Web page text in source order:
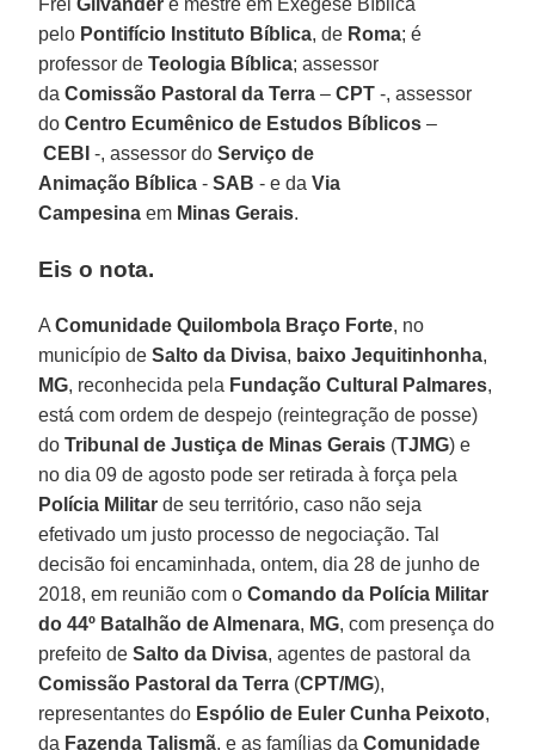
pelo Pontifício Instituto Bíblica, de Roma; é
professor deTeologia Bíblica; assessor
daComissão Pastoral da Terra –CPT -, assessor
doCentro Ecumênico de Estudos Bíblicos –
CEBI -, assessor doServiço de
Animação Bíblica -SAB - e daVia
Campesina em Minas Gerais.
Eis o nota.
AComunidade Quilombola Braço Forte, no
município deSalto da Divisa, baixo Jequitinhonha,
MG, reconhecida pela Fundação Cultural Palmares,
está com ordem de despejo (reintegração de posse)
doTribunal de Justiça de Minas Gerais (TJMG) e
no dia 09 de agosto pode ser retirada à força pela
Polícia Militar de seu território, caso não seja
efetivado um justo processo de negociação. Tal
decisão foi encaminhada, ontem, dia 28 de junho de
2018, em reunião com oComando da Polícia Militar
do 44º Batalhão de Almenara, MG, com presença do
prefeito deSalto da Divisa, agentes de pastoral da
Comissão Pastoral da Terra (CPT/MG),
representantes do Espólio de Euler Cunha Peixoto,
da Fazenda Talismã, e as famílias daComunidade